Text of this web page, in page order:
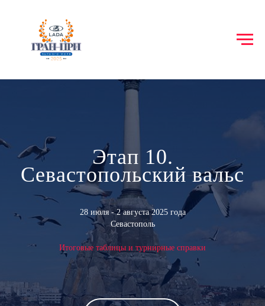
Этап 10.
Севастопольский вальс
28 июля - 2 августа 2025 года
Севастополь
Итоговые таблицы и турнирные справки